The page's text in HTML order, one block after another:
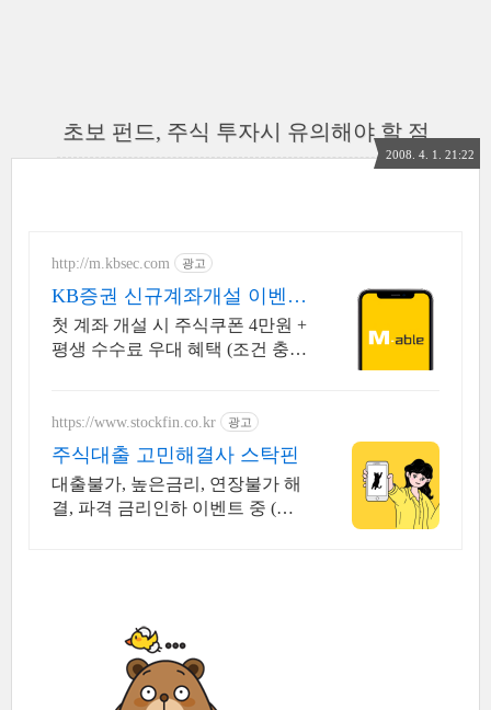
초보 펀드, 주식 투자시 유의해야 할 점
2008. 4. 1. 21:22
http://m.kbsec.com 광고
KB증권 신규계좌개설 이벤트
국내주식쿠폰 최대 5만원
첫 계좌 개설 시 주식쿠폰 4만원 +
평생 수수료 우대 혜택 (조건 충족
https://www.stockfin.co.kr 광고
주식대출 고민해결사 스탁핀
대출불가, 높은금리, 연장불가 해
결, 파격 금리인하 이벤트 중 (대